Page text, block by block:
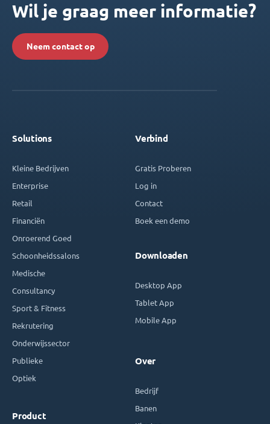
Wil je graag meer informatie?
Neem contact op
Solutions
Kleine Bedrijven
Enterprise
Retail
Financiën
Onroerend Goed
Schoonheidssalons
Medische
Consultancy
Sport & Fitness
Rekrutering
Onderwijssector
Publieke
Optiek
Product
Verbind
Gratis Proberen
Log in
Contact
Boek een demo
Downloaden
Desktop App
Tablet App
Mobile App
Over
Bedrijf
Banen